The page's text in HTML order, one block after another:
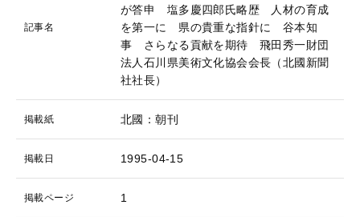
記事名
が答申 塩多慶四郎氏略歴 人材の育成
を第一に 県の貴重な指針に 谷本知
事 さらなる貢献を期待 飛田秀一財団
法人石川県美術文化協会会長（北國新聞
社社長）
掲載紙 北國：朝刊
掲載日 1995-04-15
掲載ページ 1